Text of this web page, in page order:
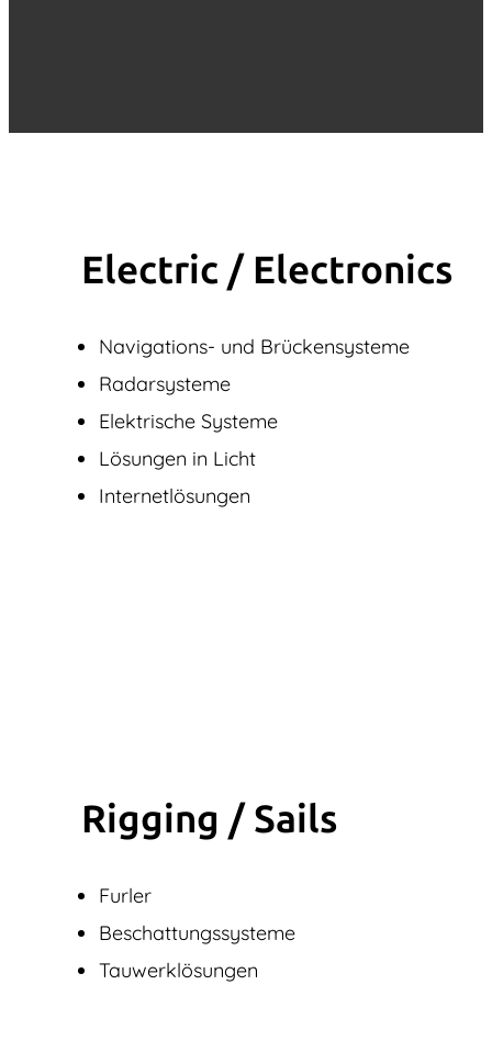
Electric / Elec­tronics
Navigations- und Brückensysteme
Radarsysteme
Elektrische Systeme
Lösungen in Licht
Internetlösungen
Rigging / Sails
Furler
Beschattungssysteme
Tauwerklösungen